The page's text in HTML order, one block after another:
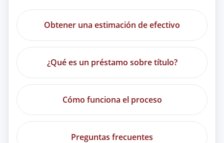
Obtener una estimación de efectivo
¿Qué es un préstamo sobre título?
Cómo funciona el proceso
Preguntas frecuentes